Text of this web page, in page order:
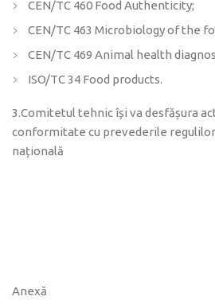
CEN/TC 460 Food Authenticity;
CEN/TC 463 Microbiology of the
CEN/TC 469 Animal health
ISO/TC 34 Food products.
3.Comitetul tehnic își va desfășura
conformitate cu prevederile
națională
Anexă